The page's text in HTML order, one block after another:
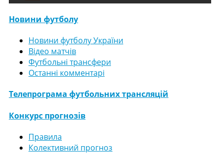
Новини футболу
Новини футболу України
Відео матчів
Футбольні трансфери
Останні комментарі
Телепрограма футбольних трансляцій
Конкурс прогнозів
Правила
Колективний прогноз